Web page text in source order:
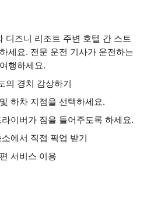
디즈니 리조트 주변 호텔 간 스트
세요. 전문 운전 기사가 운전하는
행하세요.
의 경치 감상하기
하차 지점을 선택하세요.
이버가 짐을 들어주도록 하세요.
에서 직접 픽업 받기
서비스 이용